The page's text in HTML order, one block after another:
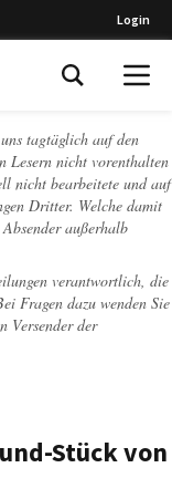
Login
tagtäglich auf den
Lesern nicht vorenthalten
nicht bearbeitete und auf
Dritter. Welche damit
außerhalb
verantwortlich, die
Fragen dazu wenden Sie
Versender der
Stück von